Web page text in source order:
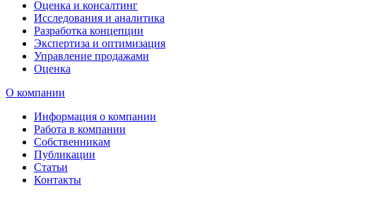
Оценка и консалтинг
Исследования и аналитика
Разработка концепции
Экспертиза и оптимизация
Управление продажами
Оценка
О компании
Информация о компании
Работа в компании
Собственникам
Публикации
Статьи
Контакты